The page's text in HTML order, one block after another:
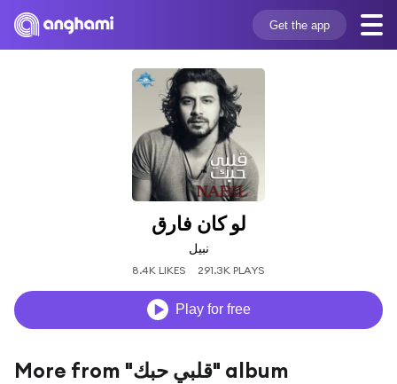
Get the app
لو كان فارق
نبيل
8.4K LIKES 291.3K PLAYS
Play for free
More from "قلبي حبك" album